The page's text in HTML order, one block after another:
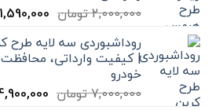
2,000,000تومان قیمت
بود.
1,590,000
| کیفیت وارداتی، محافظت
خودرو
7,000,000تومان قیمت